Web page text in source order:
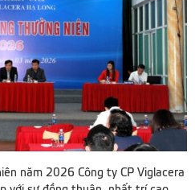
năm 2026 Công ty CP Viglacera